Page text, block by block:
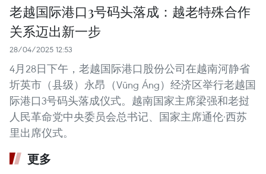
老越国际港口3号码头落成：越老特殊合作
关系迈出新一步
28/04/2025 12:53
4月28日下午，老越国际港口股份公司在越南河静省
圻英市（县级）永昂（Vũng Áng）经济区举行老越国
际港口3号码头落成仪式。越南国家主席梁强和老挝
人民革命党中央委员会总书记、国家主席通伦·西苏
里出席仪式。
更多